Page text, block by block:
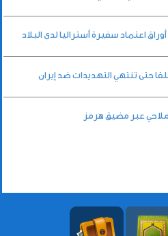
اعتماد سفيرة أستراليا لدى البلاد
تنتهي التهديدات ضد إيران
عبر مضيق هرمز